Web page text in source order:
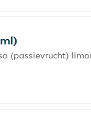
(passievrucht)